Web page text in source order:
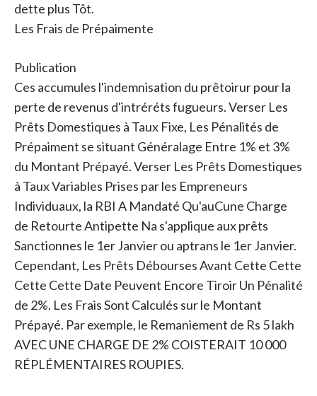
dette plus Tôt.
Les Frais de Prépaimente
Publication
Ces accumules l'indemnisation du prêtoirur pour la
perte de revenus d'intréréts fugueurs. Verser Les
Prêts Domestiques à Taux Fixe, Les Pénalités de
Prépaiment se situant Généralage Entre 1% et 3%
du Montant Prépayé. Verser Les Prêts Domestiques
à Taux Variables Prises par les Empreneurs
Individuaux, la RBI A Mandaté Qu'auCune Charge
de Retourte Antipette Na s'applique aux prêts
Sanctionnes le 1er Janvier ou aptrans le 1er Janvier.
Cependant, Les Prêts Débourses Avant Cette Cette
Cette Cette Date Peuvent Encore Tiroir Un Pénalité
de 2%. Les Frais Sont Calculés sur le Montant
Prépayé. Par exemple, le Remaniement de Rs 5 lakh
AVEC UNE CHARGE DE 2% COISTERAIT 10 000
RÉPLÉMENTAIRES ROUPIES.